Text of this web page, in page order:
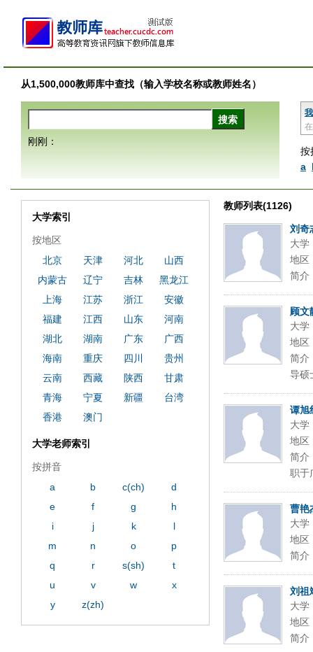
从1,500,000教师库中查找（输入学校名称或教师姓名）
按
a
刚刚：
教师列表(1126)
刘奇
大学
地区
简介
顾文
大学
地区
简介
导硕
谭旭
大学
地区
简介
职于
曹艳
大学
地区
简介
刘祖
大学
地区
简介
大学索引
按地区
北京
天津 河北
山西
内蒙古
辽宁 吉林
黑龙江
上海
江苏 浙江
安徽
福建
江西 山东
河南
湖北
湖南 广东
广西
海南
重庆 四川
贵州
云南
西藏 陕西
甘肃
青海
宁夏 新疆
台湾
香港
澳门
大学老师索引
按拼音
a
b c(ch)
d
e
f g
h
i
j k
l
m
n o
p
q
r s(sh)
t
u
v w
x
y
z(zh)